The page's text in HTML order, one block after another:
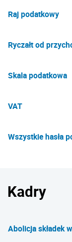
Raj podatkowy
Ryczałt od
Skala podatkowa
VAT
Wszystkie hasła
Kadry
Abolicja składek